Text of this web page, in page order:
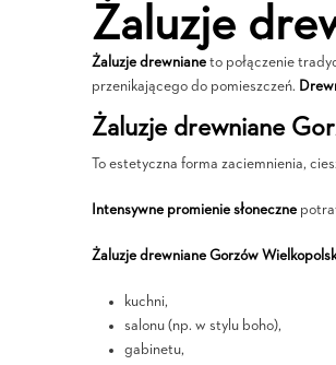
Żaluzje
Żaluzje drewniane to połączenie
przenikającego do pomieszczeń.
Żaluzje drewniane
To estetyczna forma zaciemnienia,
Intensywne promienie słoneczne
Żaluzje drewniane Gorzów
kuchni,
salonu (np. w stylu boho),
gabinetu,